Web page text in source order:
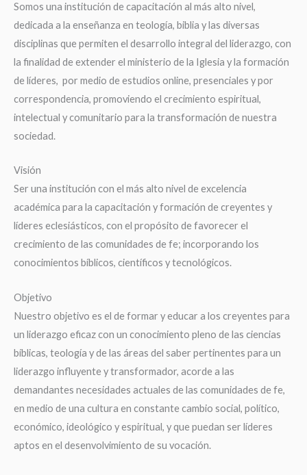
Somos una institución de capacitación al más alto nivel,
dedicada a la enseñanza en teología, biblia y las diversas
disciplinas que permiten el desarrollo integral del liderazgo, con
la finalidad de extender el ministerio de la Iglesia y la formación
de líderes, por medio de estudios online, presenciales y por
correspondencia, promoviendo el crecimiento espiritual,
intelectual y comunitario para la transformación de nuestra
sociedad.
Visión
Ser una institución con el más alto nivel de excelencia
académica para la capacitación y formación de creyentes y
líderes eclesiásticos, con el propósito de favorecer el
crecimiento de las comunidades de fe; incorporando los
conocimientos bíblicos, científicos y tecnológicos.
Objetivo
Nuestro objetivo es el de formar y educar a los creyentes para
un liderazgo eficaz con un conocimiento pleno de las ciencias
bíblicas, teología y de las áreas del saber pertinentes para un
liderazgo influyente y transformador, acorde a las
demandantes necesidades actuales de las comunidades de fe,
en medio de una cultura en constante cambio social, político,
económico, ideológico y espiritual, y que puedan ser líderes
aptos en el desenvolvimiento de su vocación.